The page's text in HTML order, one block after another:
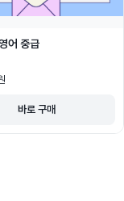
어 중급
바로 구매